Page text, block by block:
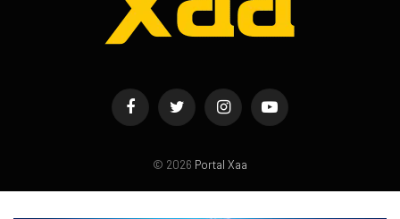
FacebookTwitter InstagramYouTube
© 2026 Portal Xaa